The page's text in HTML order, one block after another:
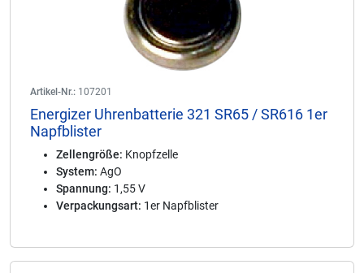
Artikel-Nr.: 107201
Energizer Uhrenbatterie 321 SR65 / SR616 1er
Napfblister
Zellengröße: Knopfzelle
System: AgO
Spannung: 1,55 V
Verpackungsart: 1er Napfblister